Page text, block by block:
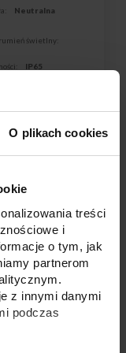
O plikach cookies
treści
i
o tym, jak
partnerom
z innymi danymi
podczas
Neutralna
świetlny:
IP65
dużo
2C, 30-418
NW IP44